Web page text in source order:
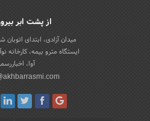
از پشت ابر
میدان آزادی، ابتدای
ایستگاه مترو بیمه، کارخانه
آوا،